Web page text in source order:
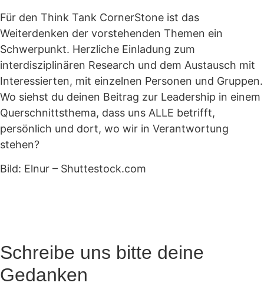
Für den Think Tank CornerStone ist das
Weiterdenken der vorstehenden Themen ein
Schwerpunkt. Herzliche Einladung zum
interdisziplinären Research und dem Austausch mit
Interessierten, mit einzelnen Personen und Gruppen.
Wo siehst du deinen Beitrag zur Leadership in einem
Querschnittsthema, dass uns ALLE betrifft,
persönlich und dort, wo wir in Verantwortung
stehen?
Bild: Elnur – Shuttestock.com
Schreibe uns bitte deine
Gedanken